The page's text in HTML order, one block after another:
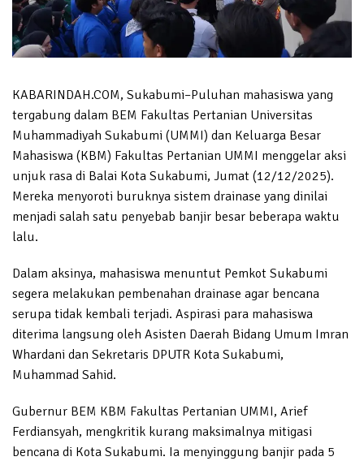
KABARINDAH.COM, Sukabumi–Puluhan mahasiswa yang
tergabung dalam BEM Fakultas Pertanian Universitas
Muhammadiyah Sukabumi (UMMI) dan Keluarga Besar
Mahasiswa (KBM) Fakultas Pertanian UMMI menggelar aksi
unjuk rasa di Balai Kota Sukabumi, Jumat (12/12/2025).
Mereka menyoroti buruknya sistem drainase yang dinilai
menjadi salah satu penyebab banjir besar beberapa waktu
lalu.
Dalam aksinya, mahasiswa menuntut Pemkot Sukabumi
segera melakukan pembenahan drainase agar bencana
serupa tidak kembali terjadi. Aspirasi para mahasiswa
diterima langsung oleh Asisten Daerah Bidang Umum Imran
Whardani dan Sekretaris DPUTR Kota Sukabumi,
Muhammad Sahid.
Gubernur BEM KBM Fakultas Pertanian UMMI, Arief
Ferdiansyah, mengkritik kurang maksimalnya mitigasi
bencana di Kota Sukabumi. Ia menyinggung banjir pada 5